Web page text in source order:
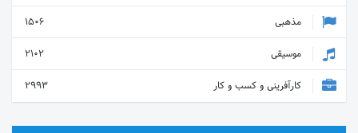
مذهبی
1506
موسیقی
2102
کارآفرینی و کسب و کار
2993